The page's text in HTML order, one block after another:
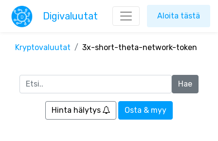
Digivaluutat Aloita tästä
Kryptovaluutat 3x-short-theta-network-token
Hinta hälytys Osta & myy